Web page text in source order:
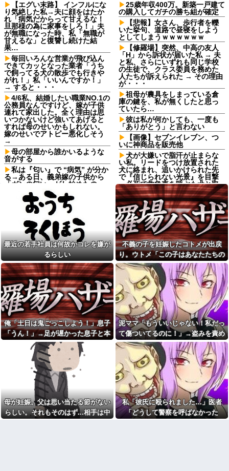
【エグい末路】 インフルにな
り気絶した私→夫に顔をはたか
れ「病気だからって甘えるな！
旦那様の為に家事をしろ！」夫
が無職になった時、私「無職が
甘えるな」と復讐し続けた結
果…
毎回いろんな営業が飛び込ん
できてカッとなった業者「うち
で飼ってる犬の散歩でも行きや
がれ！」私「いいんですか！」
→ すると・・・
4/6私、結婚したい職業NO.1の
公務員なんですけど、嫁が子供
連れて家出した。全く理由は思
いつかないけど強いてあげると
すれば母のせいかもしれない。
嫁のせいでアトピー悪化しそう
→
母の部屋から誰かいるような
音がする
私は『匂い』で “病気” が分か
る→ある日、義弟嫁の子供から
「ガンの匂い」がし始めたの
で、夫経由で「ガンではない
か」と伝えたら怒って絶縁、そ
の結果・・・
【画像】『20代にしか見えな
い30代女子』がこちらです←お
前らから見てど
う？？？？？？？
寺田心、週6ジム通いで体重
62kg→82kgに 110kgのベンチ
プレス持ち上げる姿披露
ちいかわ作者さん、総額30億
超の大豪邸を建てるｗｗｗｗｗ
ｗｗｗｗｗｗｗｗｗｗｗｗｗｗ
【仰天】X、メンエス嬢とラウ
ンジ嬢が熾烈な女の争いを繰り
広げ対戦型になってしまうw w
w w w w w w
【速報】THE TIMEの女子ア
ナ、前屈みで乳パッドのような
ものが見えてしまう
友人「冗談じゃん」彼女「や
めてよ…」→居酒屋での悪ノリ
が原因で、なぜか俺まで責めら
れることになり…
夫に「自炊を覚えて！一緒に
料理しよう」と言ったら、レス
トランの予約をされた。自炊計
画は完全に狂って…
冷凍庫パンパン問題がずっと
25歳年収400万。新築一戸建て
の購入してガチの勝ち組が確定
【悲報】女さん、歩行者を轢
いた挙句、道路で昼寝をしよう
としてしまうｗｗｗｗｗｗ
【修羅場】突然、中高の友人
「H」から訴状が届いた私 → 夫
と私、さらにいずれも同じ学校
の生徒で、クラス委員を務めた
人たちが訴えられた → その理由
が・・・
祖母が農具をしまっている倉
庫の鍵を、私が無くしたと思っ
ていたら…
彼は私が何かしても、一度も
「ありがとう」と言わない
【画像】セブンイレブン、つ
いに神商品を販売他
犬が大嫌いで脂汗が止まらな
い私。リードをつけ放置された
犬に絡まれ、追いかけられた先
で『信じられない光景』を目撃
→必死で救急車を呼ぶも犬と取
り残されて・・・
【悲報】一生夏か一生冬どっ
ちがいい？
海外「なんだって？！」PSG
が鈴木彩艶の獲得へ増額オファ
ーを準備していることに海外大
騒ぎ！（海外の反応）
友人とタクシーに乗った→運
ちゃん「5070円ね」私「５千円
のチケットあるわ。これと70円
ね」→友人「これタクシー代
ね」35円！？これはセコケチ！
FO案件！！→スレ民の反応
は？？
中学時代に俺だけを執拗にい
じめてきた秀才のA！推薦入試の
朝、奴の習性を利用して道端の
ガラス破片を踏ませて自転車を
パンクさせたｗｗｗざまぁｗｗ
ｗｗｗｗ
帰省した私（29歳事務職）
「ハンバーグ食べたい」→オカ
ン「ハンバーグに唐揚げサラダ
と手作りコーンスープ添えた
で！」なぜ実家の母親は子供が
30歳になっても「高校生運動部
レベルのガッツリ飯」を作って
しまうのか？
『ちょーだい』の一言を言え
ば「許可を取った」「すでに私
最近の若手社員は何故かコレを嫌が
るらしい
不義の子を妊娠したコトメが出戻
り。ウトメ「この子はあなたたちの
子として育てて」旦那「ありがと
う」私「勝手に決めないで！」→修
羅場になり…
俺「土日は鬼ごっこしよう！」息子
「うん！」→足が遅かった息子と本
気で遊び続けた10年後…
泥ママ「もういいじゃない！私だっ
て傷ついてるのに！」→盗みを責め
られた泥ママがまさかの被害者アピ
ール。その言い分に周囲から笑いが
漏れてしまい…
母が妊娠。父は思い当たる節がない
らしい。それもそのはず...相手は中
私「彼氏に殴られました…」医者
「どうして警察を呼ばなかった